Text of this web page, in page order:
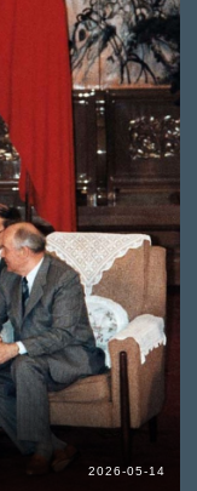
2026-05-14